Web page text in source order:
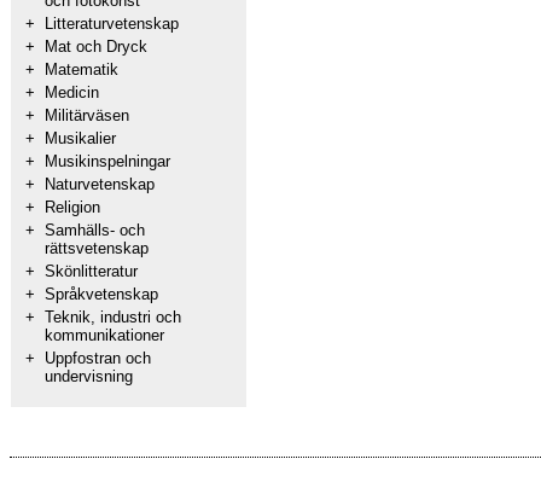
+
Litteraturvetenskap
+
Mat och Dryck
+
Matematik
+
Medicin
+
Militärväsen
+
Musikalier
+
Musikinspelningar
+
Naturvetenskap
+
Religion
+ Samhälls- och
rättsvetenskap
+ Skönlitteratur
+ Språkvetenskap
+ Teknik, industri och
kommunikationer
+
Uppfostran och
undervisning